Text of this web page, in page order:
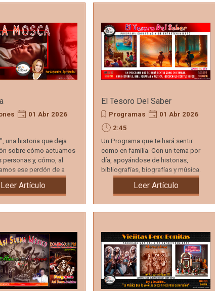
01 Abr 2026
una historia que deja
sobre cómo actuamos
y, cómo, al
ese perdón de a
daño alguno.
Leer Artículo
El Tesoro Del Saber
Programas
01 Abr 2026
2:45
Un Programa que te hará sentir
como en familia. Con un tema por
día, apoyándose de historias,
bibliografías, biografías y música.
¡Escúchalo con tus hijos!
Leer Artículo